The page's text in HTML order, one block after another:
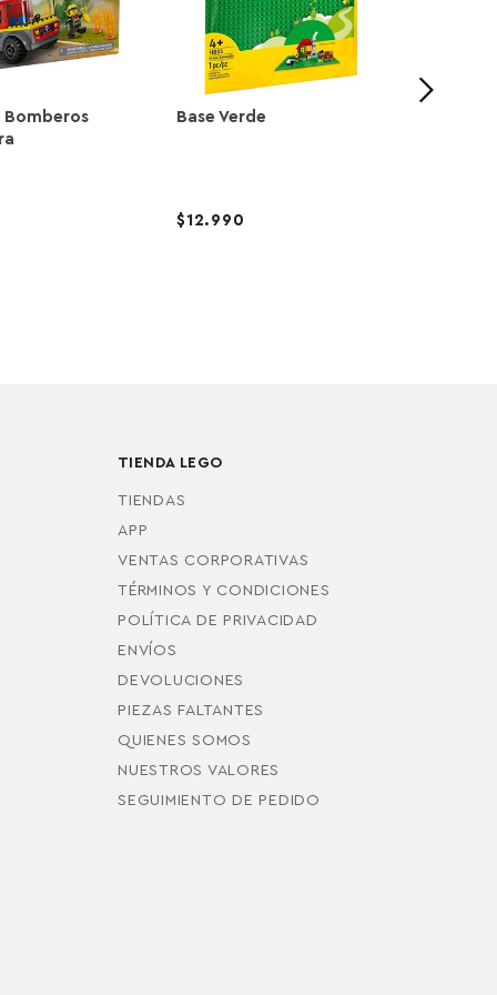
Bomberos
Base Verde
12.990
TIENDA LEGO
TIENDAS
APP
VENTAS CORPORATIVAS
TÉRMINOS Y CONDICIONES
POLÍTICA DE PRIVACIDAD
ENVÍOS
DEVOLUCIONES
PIEZAS FALTANTES
QUIENES SOMOS
NUESTROS VALORES
SEGUIMIENTO DE PEDIDO